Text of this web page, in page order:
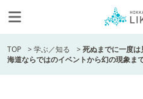
TOP >学ぶ／知る >死ぬまでに一度
海道ならではのイベントから幻の現象ま